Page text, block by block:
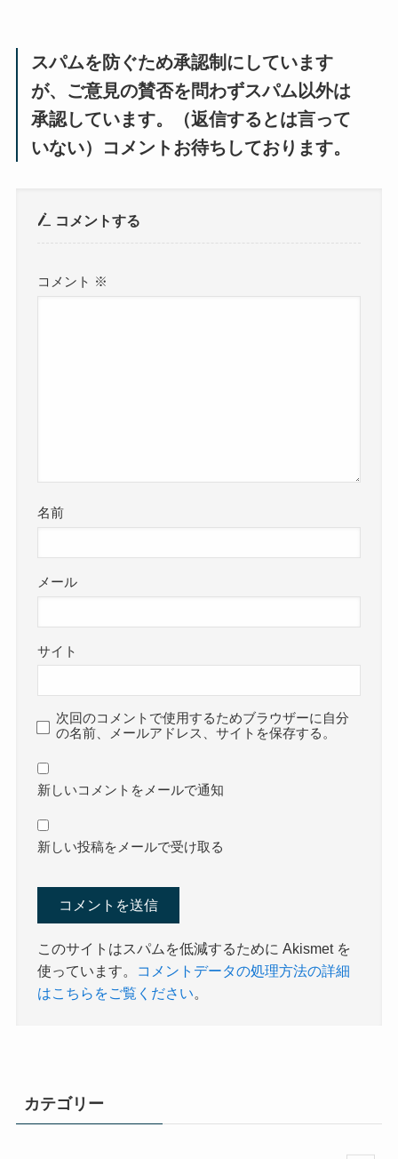
スパムを防ぐため承認制にしています
が、ご意見の賛否を問わずスパム以外は
承認しています。（返信するとは言って
いない）コメントお待ちしております。
コメントする
コメント ※
名前
メール
サイト
次回のコメントで使用するためブラウザーに自分
の名前、メールアドレス、サイトを保存する。
新しいコメントをメールで通知
新しい投稿をメールで受け取る
このサイトはスパムを低減するために Akismet を
使っています。
コメントデータの処理方法の詳細
はこちらをご覧ください。
カテゴリー